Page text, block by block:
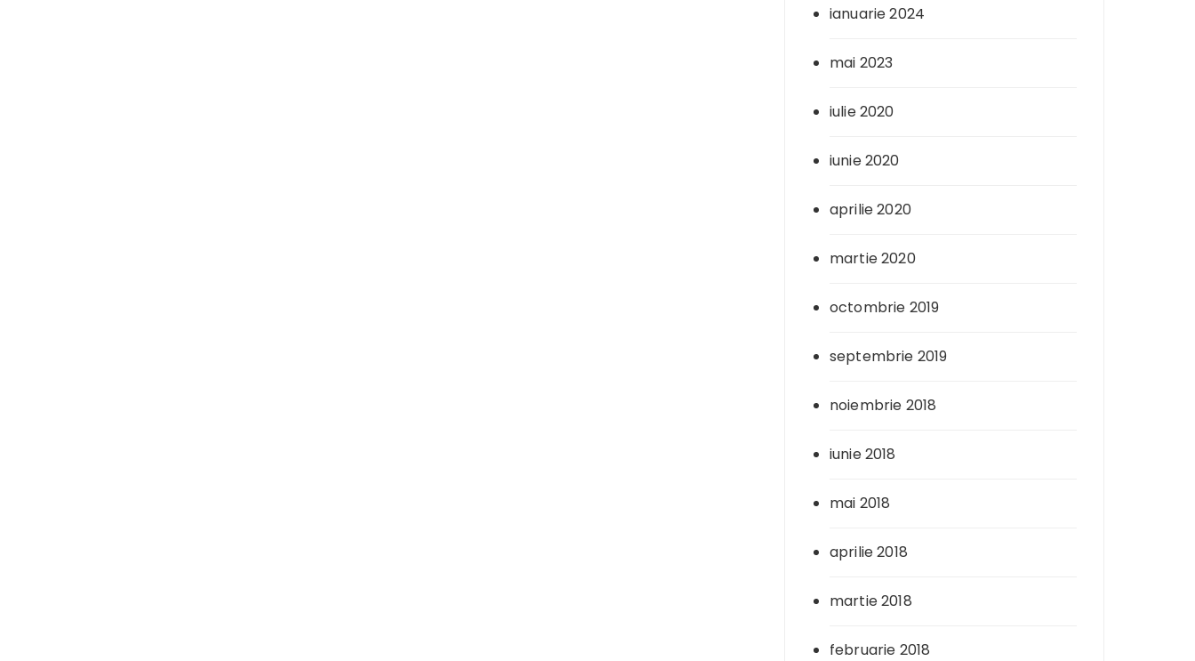
ianuarie 2024
mai 2023
iulie 2020
iunie 2020
aprilie 2020
martie 2020
octombrie 2019
septembrie 2019
noiembrie 2018
iunie 2018
mai 2018
aprilie 2018
martie 2018
februarie 2018